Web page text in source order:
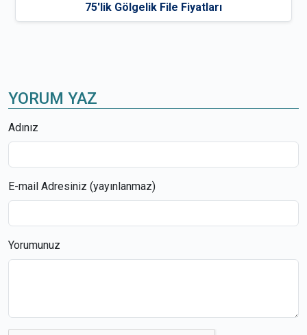
75'lik Gölgelik File Fiyatları
YORUM YAZ
Adınız
E-mail Adresiniz (yayınlanmaz)
Yorumunuz